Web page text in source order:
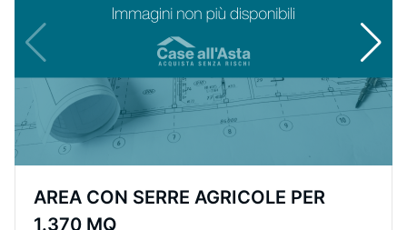
AREA CON SERRE AGRICOLE PER
1.370 MQ